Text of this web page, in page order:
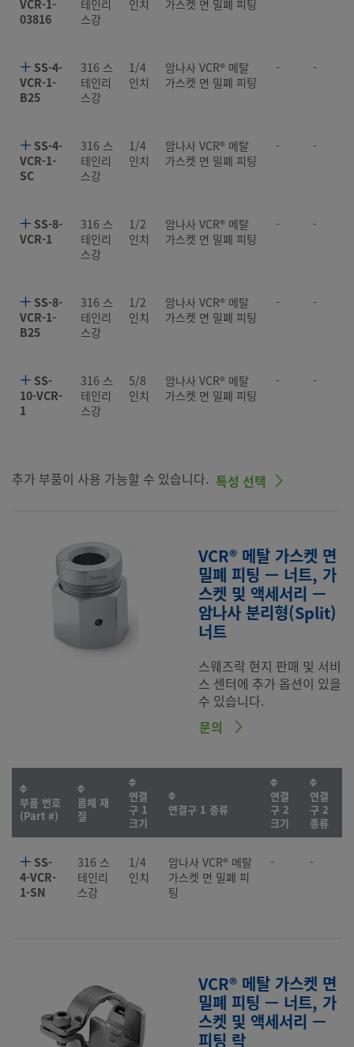
VCR-1-
03816
테인리
스강
인치 가스켓 면 밀폐 피팅
SS-4-
VCR-1-
B25
316 스
테인리
스강
1/4
인치
암나사 VCR® 메탈
가스켓 면 밀폐 피팅
- -
SS-4-
VCR-1-
SC
316 스
테인리
스강
1/4
인치
암나사 VCR® 메탈
가스켓 면 밀폐 피팅
- -
SS-8-
VCR-1
316 스
테인리
스강
1/2
인치
암나사 VCR® 메탈
가스켓 면 밀폐 피팅
- -
SS-8-
VCR-1-
B25
316 스
테인리
스강
1/2
인치
암나사 VCR® 메탈
가스켓 면 밀폐 피팅
- -
SS-
10-VCR-
1
316 스
테인리
스강
5/8
인치
암나사 VCR® 메탈
가스켓 면 밀폐 피팅
- -
추가 부품이 사용 가능할 수 있습니다. 특성 선택
VCR® 메탈 가스켓 면
밀폐 피팅 — 너트, 가
스켓 및 액세서리 —
암나사 분리형(Split)
너트
스웨즈락 현지 판매 및 서비
스 센터에 추가 옵션이 있을
수 있습니다.
문의
부품 번호
(Part #)
몸체 재
질
연결
구 1
크기
연결구 1 종류
연결
구 2
크기
연결
구 2
종류
SS-
4-VCR-
1-SN
316 스
테인리
스강
1/4
인치
암나사 VCR® 메탈
가스켓 면 밀폐 피
팅
- -
VCR® 메탈 가스켓 면
밀폐 피팅 — 너트, 가
스켓 및 액세서리 —
피팅 락